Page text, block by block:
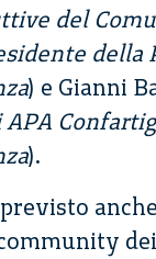
del
della
) e Gianni
).